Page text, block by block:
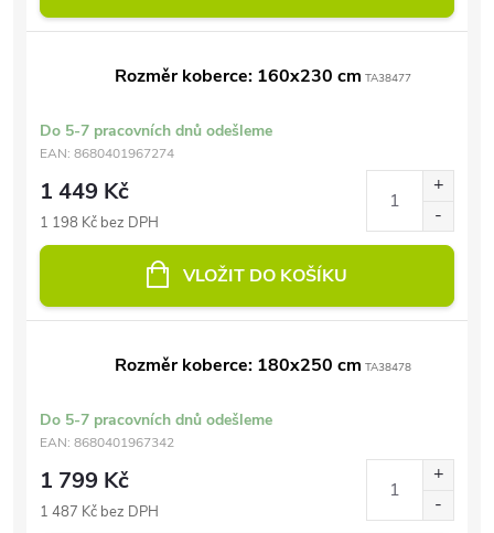
Rozměr koberce: 160x230 cm TA38477
Do 5-7 pracovních dnů odešleme
EAN: 8680401967274
1 449 Kč
1 198 Kč bez DPH
VLOŽIT DO KOŠÍKU
Rozměr koberce: 180x250 cm TA38478
Do 5-7 pracovních dnů odešleme
EAN: 8680401967342
1 799 Kč
1 487 Kč bez DPH